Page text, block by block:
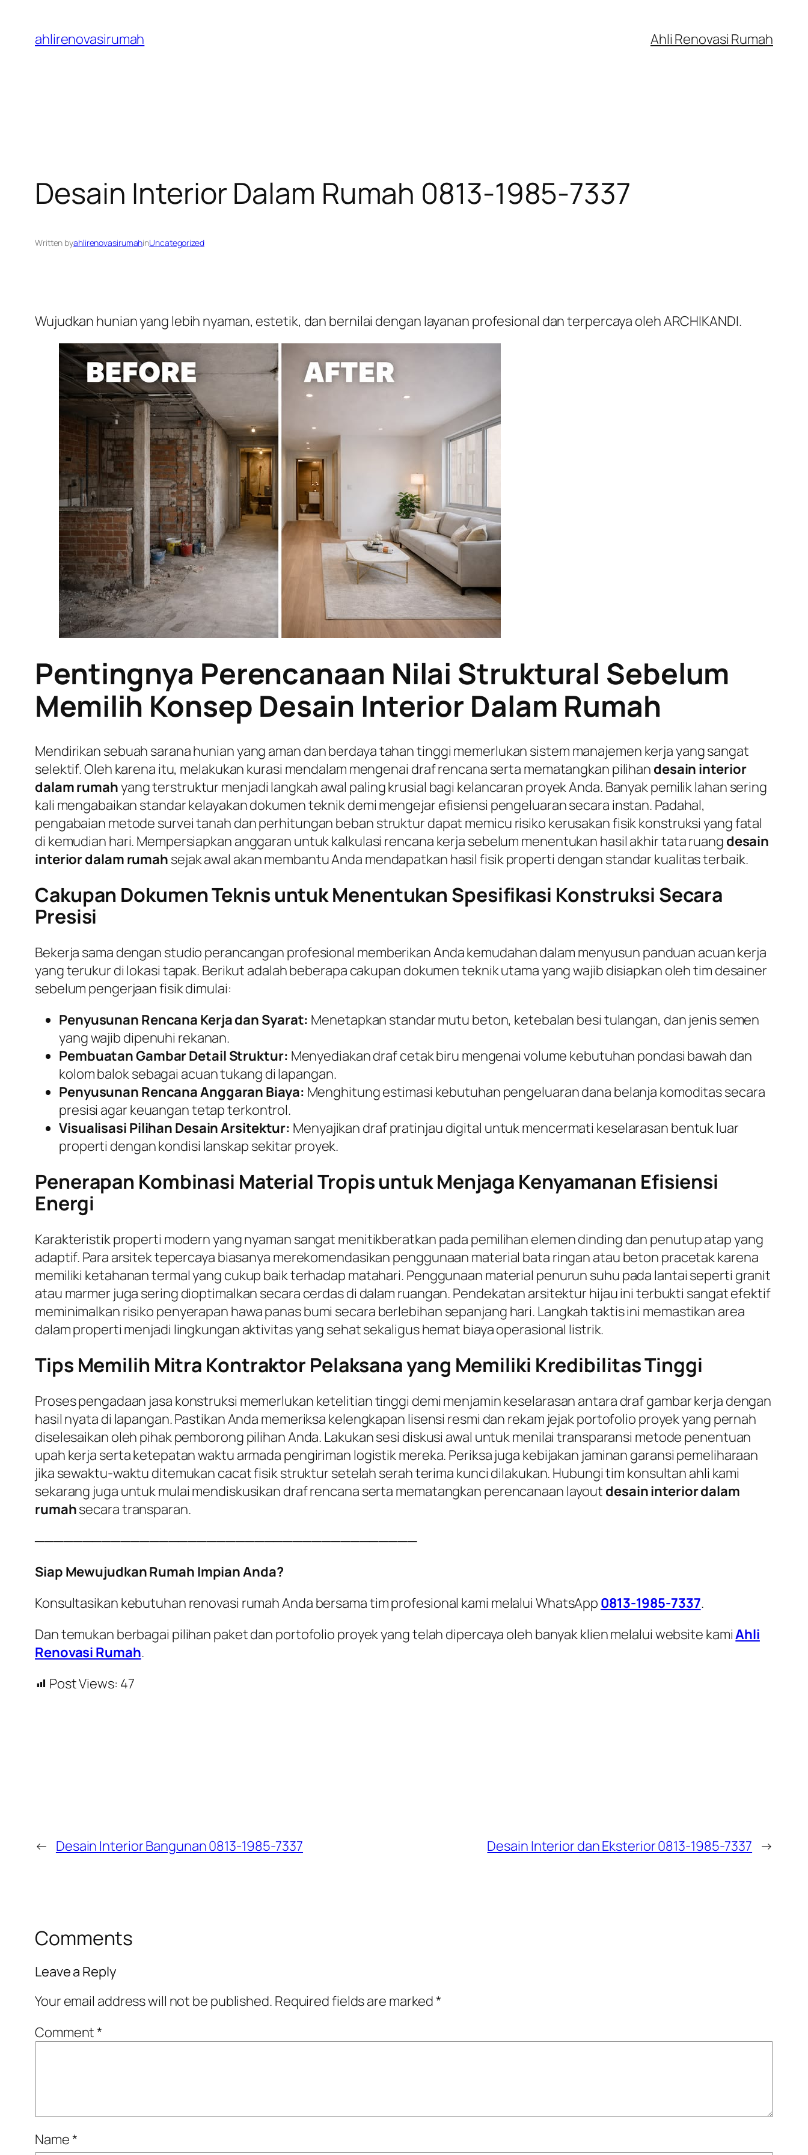
content
ahlirenovasirumah Ahli Renovasi Rumah
Desain Interior Dalam Rumah 0813-1985-7337
Written byahlirenovasirumahinUncategorized
Wujudkan hunian yang lebih nyaman, estetik, dan bernilai dengan layanan profesional dan terpercaya oleh ARCHIKANDI.
Pentingnya Perencanaan Nilai Struktural Sebelum
Memilih Konsep Desain Interior Dalam Rumah
Mendirikan sebuah sarana hunian yang aman dan berdaya tahan tinggi memerlukan sistem manajemen kerja yang sangat
selektif. Oleh karena itu, melakukan kurasi mendalam mengenai draf rencana serta mematangkan pilihan desain interior
dalam rumahyang terstruktur menjadi langkah awal paling krusial bagi kelancaran proyek Anda. Banyak pemilik lahan sering
kali mengabaikan standar kelayakan dokumen teknik demi mengejar efisiensi pengeluaran secara instan. Padahal,
pengabaian metode survei tanah dan perhitungan beban struktur dapat memicu risiko kerusakan fisik konstruksi yang fatal
di kemudian hari. Mempersiapkan anggaran untuk kalkulasi rencana kerja sebelum menentukan hasil akhir tata ruang desain
interior dalam rumah sejak awal akan membantu Anda mendapatkan hasil fisik properti dengan standar kualitas terbaik.
Cakupan Dokumen Teknis untuk Menentukan Spesifikasi Konstruksi Secara
Presisi
Bekerja sama dengan studio perancangan profesional memberikan Anda kemudahan dalam menyusun panduan acuan kerja
yang terukur di lokasi tapak. Berikut adalah beberapa cakupan dokumen teknik utama yang wajib disiapkan oleh tim desainer
sebelum pengerjaan fisik dimulai:
Penyusunan Rencana Kerja dan Syarat: Menetapkan standar mutu beton, ketebalan besi tulangan, dan jenis semen
yang wajib dipenuhi rekanan.
Pembuatan Gambar Detail Struktur: Menyediakan draf cetak biru mengenai volume kebutuhan pondasi bawah dan
kolom balok sebagai acuan tukang di lapangan.
Penyusunan Rencana Anggaran Biaya: Menghitung estimasi kebutuhan pengeluaran dana belanja komoditas secara
presisi agar keuangan tetap terkontrol.
Visualisasi Pilihan Desain Arsitektur: Menyajikan draf pratinjau digital untuk mencermati keselarasan bentuk luar
properti dengan kondisi lanskap sekitar proyek.
Penerapan Kombinasi Material Tropis untuk Menjaga Kenyamanan Efisiensi
Energi
Karakteristik properti modern yang nyaman sangat menitikberatkan pada pemilihan elemen dinding dan penutup atap yang
adaptif. Para arsitek tepercaya biasanya merekomendasikan penggunaan material bata ringan atau beton pracetak karena
memiliki ketahanan termal yang cukup baik terhadap matahari. Penggunaan material penurun suhu pada lantai seperti granit
atau marmer juga sering dioptimalkan secara cerdas di dalam ruangan. Pendekatan arsitektur hijau ini terbukti sangat efektif
meminimalkan risiko penyerapan hawa panas bumi secara berlebihan sepanjang hari. Langkah taktis ini memastikan area
dalam properti menjadi lingkungan aktivitas yang sehat sekaligus hemat biaya operasional listrik.
Tips Memilih Mitra Kontraktor Pelaksana yang Memiliki Kredibilitas Tinggi
Proses pengadaan jasa konstruksi memerlukan ketelitian tinggi demi menjamin keselarasan antara draf gambar kerja dengan
hasil nyata di lapangan. Pastikan Anda memeriksa kelengkapan lisensi resmi dan rekam jejak portofolio proyek yang pernah
diselesaikan oleh pihak pemborong pilihan Anda. Lakukan sesi diskusi awal untuk menilai transparansi metode penentuan
upah kerja serta ketepatan waktu armada pengiriman logistik mereka. Periksa juga kebijakan jaminan garansi pemeliharaan
jika sewaktu-waktu ditemukan cacat fisik struktur setelah serah terima kunci dilakukan. Hubungi tim konsultan ahli kami
sekarang juga untuk mulai mendiskusikan draf rencana serta mematangkan perencanaan layout desain interior dalam
rumahsecara transparan.
────────────────────────────────────────
Siap Mewujudkan Rumah Impian Anda?
Konsultasikan kebutuhan renovasi rumah Anda bersama tim profesional kami melalui WhatsApp 0813-1985-7337.
Dan temukan berbagai pilihan paket dan portofolio proyek yang telah dipercaya oleh banyak klien melalui website kamiAhli
Renovasi Rumah.
Post Views: 47
← Desain Interior Bangunan 0813-1985-7337 Desain Interior dan Eksterior 0813-1985-7337 →
Comments
Leave a Reply
Your email address will not be published. Required fields are marked*
Comment*
Name*